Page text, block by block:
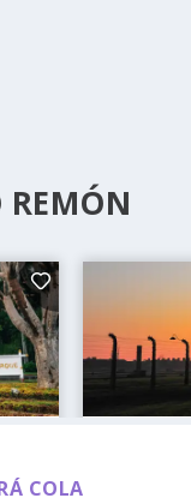
REMÓN
COLA